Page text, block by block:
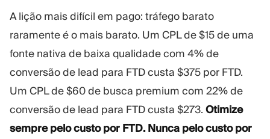
A lição mais difícil em pago: tráfego barato
raramente é o mais barato. Um CPL de $15 de uma
fonte nativa de baixa qualidade com 4% de
conversão de lead para FTD custa $375 por FTD.
Um CPL de $60 de busca premium com 22% de
conversão de lead para FTD custa $273. Otimize
sempre pelo custo por FTD. Nunca pelo custo por